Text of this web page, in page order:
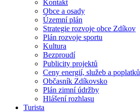
Kontakt
Obce a osady
Územní plán
Strategie rozvoje obce Zdíkov
Plán rozvoje sportu
Kultura
Bezproudí
Publicity projektů
Ceny energií, služeb a poplatků
Občasník Zdíkovsko
Plán zimní údržby
Hlášení rozhlasu
Turista